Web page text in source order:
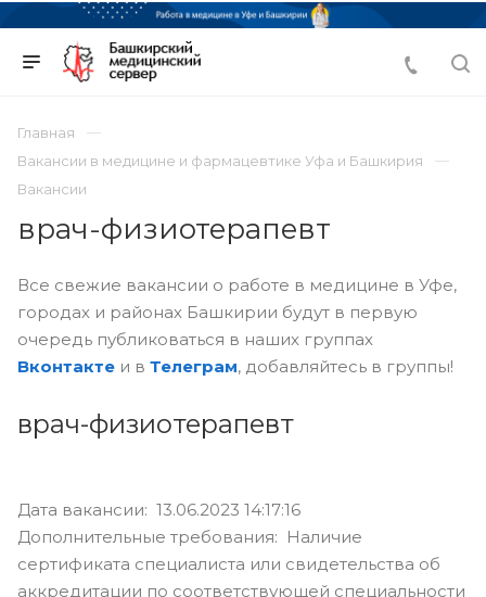
Главная
Вакансии в медицине и фармацевтике Уфа и Башкирия
Вакансии
врач-физиотерапевт
Все свежие вакансии о работе в медицине в Уфе,
городах и районах Башкирии будут в первую
очередь публиковаться в наших группах
Вконтакте и в Телеграм, добавляйтесь в группы!
врач-физиотерапевт
Дата вакансии: 13.06.2023 14:17:16
Дополнительные требования: Наличие
сертификата специалиста или свидетельства об
аккредитации по соответствующей специальности